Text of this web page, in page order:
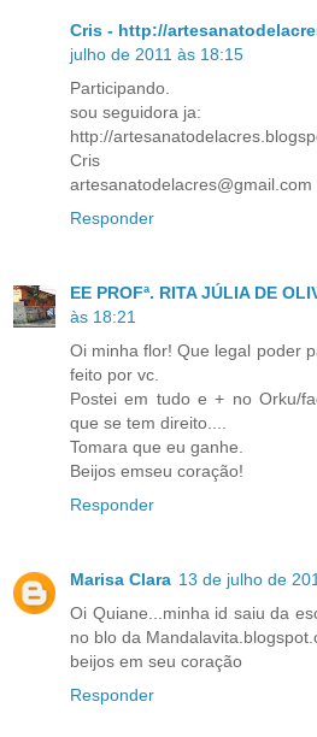
Cris - http://
julho de 2011 às 18:15
Participando.
sou seguidora ja:
http://
Cris
artesanatodelacres@gmail.com
Responder
EE PROFª. RITA JÚLIA DE
às 18:21
Oi minha flor! Que legal poder
feito por vc.
Postei em tudo e + no Orku/
que se tem direito....
Tomara que eu ganhe.
Beijos emseu coração!
Responder
Marisa Clara 13 de julho de
Oi Quiane...minha id saiu da
no blo da
beijos em seu coração
Responder